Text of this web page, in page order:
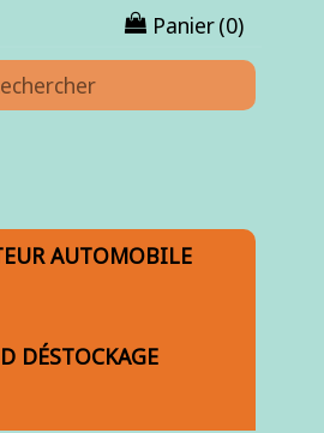
Panier(0)
AUTOMOBILE
DÉSTOCKAGE